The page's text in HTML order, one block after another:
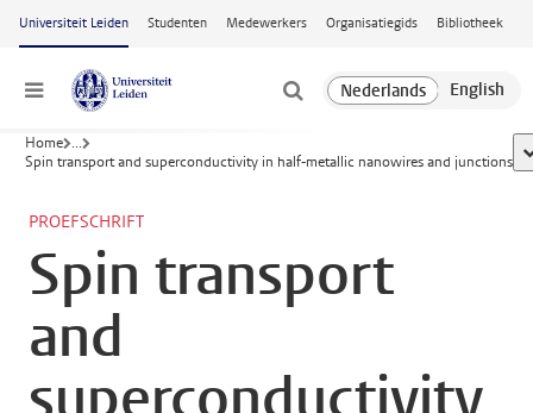
Ga naar hoofdinhoud
Universiteit Leiden Studenten Medewerkers Organisatiegids Bibliotheek
Menu
Home ...
Spin transport and superconductivity in half-metallic nanowires and junctions
PROEFSCHRIFT
Spin transport
and